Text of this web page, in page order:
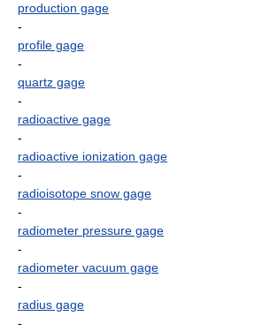
production gage
-
profile gage
-
quartz gage
-
radioactive gage
-
radioactive ionization gage
-
radioisotope snow gage
-
radiometer pressure gage
-
radiometer vacuum gage
-
radius gage
-